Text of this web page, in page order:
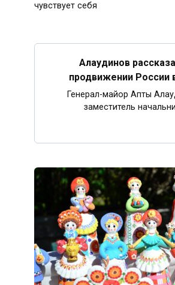
чувствует себя
Алаудинов
продвижении России
Генерал-майор Апты
заместитель